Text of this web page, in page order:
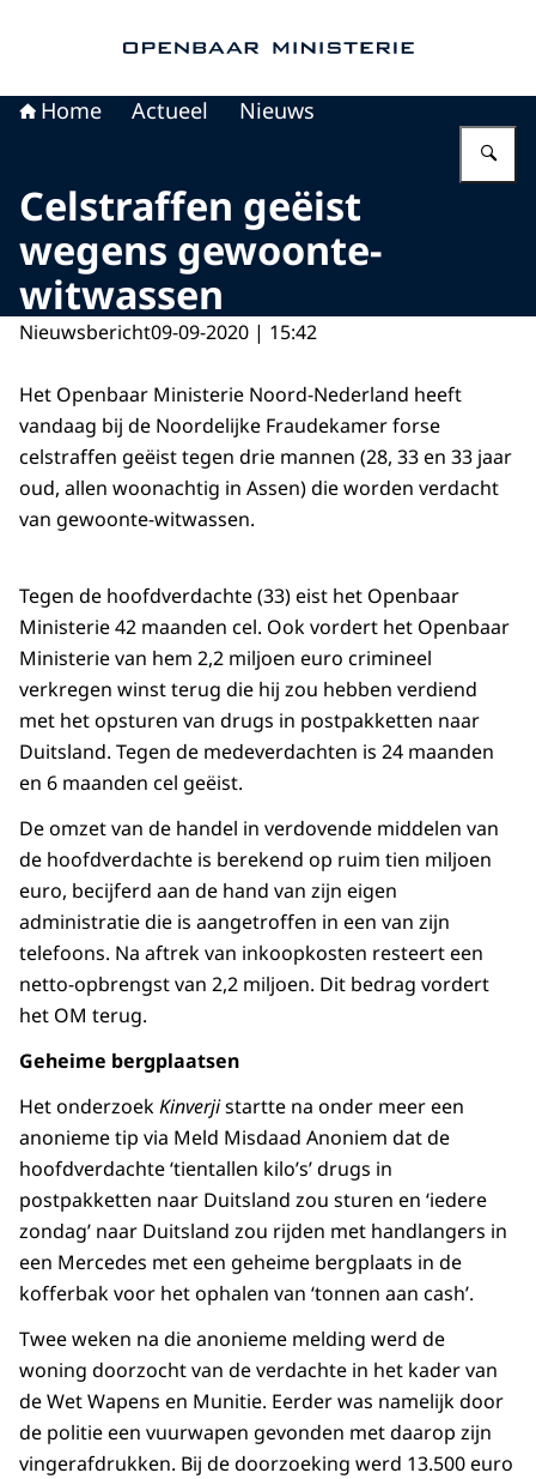
Home Actueel Nieuws
Celstraffen geëist
wegens gewoonte-
witwassen
Nieuwsbericht09-09-2020 | 15:42
Het Openbaar Ministerie Noord-Nederland heeft
vandaag bij de Noordelijke Fraudekamer forse
celstraffen geëist tegen drie mannen (28, 33 en 33 jaar
oud, allen woonachtig in Assen) die worden verdacht
van gewoonte-witwassen.
Tegen de hoofdverdachte (33) eist het Openbaar
Ministerie 42 maanden cel. Ook vordert het Openbaar
Ministerie van hem 2,2 miljoen euro crimineel
verkregen winst terug die hij zou hebben verdiend
met het opsturen van drugs in postpakketten naar
Duitsland. Tegen de medeverdachten is 24 maanden
en 6 maanden cel geëist.
De omzet van de handel in verdovende middelen van
de hoofdverdachte is berekend op ruim tien miljoen
euro, becijferd aan de hand van zijn eigen
administratie die is aangetroffen in een van zijn
telefoons. Na aftrek van inkoopkosten resteert een
netto-opbrengst van 2,2 miljoen. Dit bedrag vordert
het OM terug.
Geheime bergplaatsen
Het onderzoekKinverjistartte na onder meer een
anonieme tip via Meld Misdaad Anoniem dat de
hoofdverdachte ‘tientallen kilo’s’ drugs in
postpakketten naar Duitsland zou sturen en ‘iedere
zondag’ naar Duitsland zou rijden met handlangers in
een Mercedes met een geheime bergplaats in de
kofferbak voor het ophalen van ‘tonnen aan cash’.
Twee weken na die anonieme melding werd de
woning doorzocht van de verdachte in het kader van
de Wet Wapens en Munitie. Eerder was namelijk door
de politie een vuurwapen gevonden met daarop zijn
vingerafdrukken. Bij de doorzoeking werd 13.500 euro